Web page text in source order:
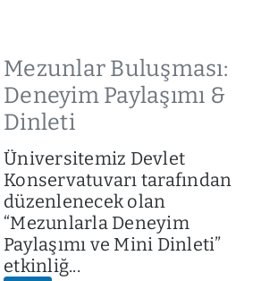
Mezunlar Buluşması:
Deneyim Paylaşımı &
Dinleti
Üniversitemiz Devlet
Konservatuvarı tarafından
düzenlenecek olan
“Mezunlarla Deneyim
Paylaşımı ve Mini Dinleti”
etkinliğ...